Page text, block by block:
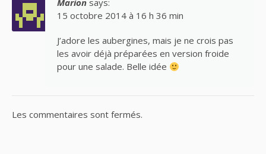
Marion says:
15 octobre 2014 à 16 h 36 min
J’adore les aubergines, mais je ne crois pas
les avoir déjà préparées en version froide
pour une salade. Belle idée
Les commentaires sont fermés.